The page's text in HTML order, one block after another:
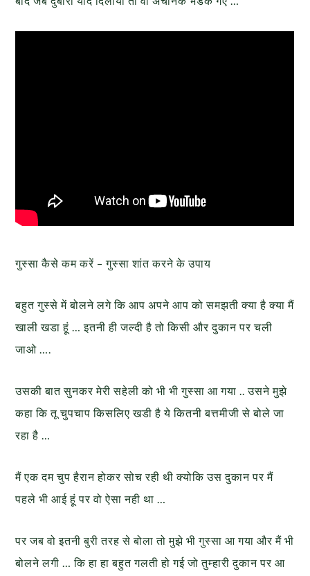
गुस्सा कैसे कम करें – गुस्सा शांत करने के उपाय
बहुत गुस्से में बोलने लगे कि आप अपने आप को समझती क्या है क्या मैं
खाली खडा हूं … इतनी ही जल्दी है तो किसी और दुकान पर चली
जाओ ….
उसकी बात सुनकर मेरी सहेली को भी भी गुस्सा आ गया .. उसने मुझे
कहा कि तू चुपचाप किसलिए खडी है ये कितनी बत्तमीजी से बोले जा
रहा है …
मैं एक दम चुप हैरान होकर सोच रही थी क्योकि उस दुकान पर मैं
पहले भी आई हूं पर वो ऐसा नही था …
पर जब वो इतनी बुरी तरह से बोला तो मुझे भी गुस्सा आ गया और मैं भी
बोलने लगी … कि हा हा बहुत गलती हो गई जो तुम्हारी दुकान पर आ